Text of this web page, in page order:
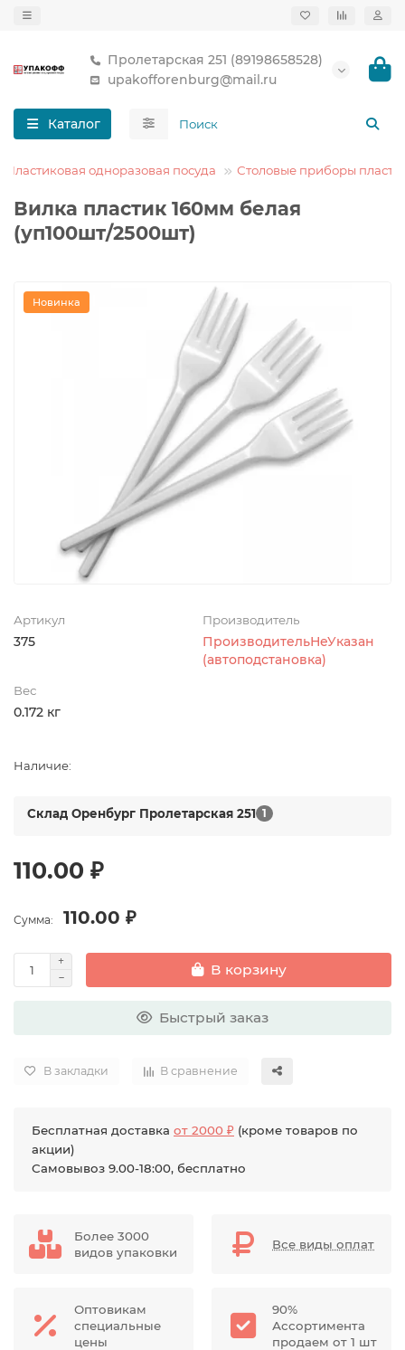
Пролетарская 251 (89198658528)
upakofforenburg@mail.ru
Каталог
Пластиковая одноразовая посуда Столовые приборы
Вилка пластик 160мм белая
(уп100шт/2500шт)
Новинка
Артикул
375
Производитель
ПроизводительНеУказан
(автоподстановка)
Вес
0.172 кг
Наличие:
Склад Оренбург Пролетарская 251 1
110.00 ₽
Сумма: 110.00 ₽
В корзину
Быстрый заказ
В закладки В сравнение
Бесплатная доставка от 2000 ₽ (кроме товаров по
акции)
Самовывоз 9.00-18:00, бесплатно
Более 3000
видов упаковки
Все виды оплат
Оптовикам
специальные
цены
90%
Ассортимента
продаем от 1 шт